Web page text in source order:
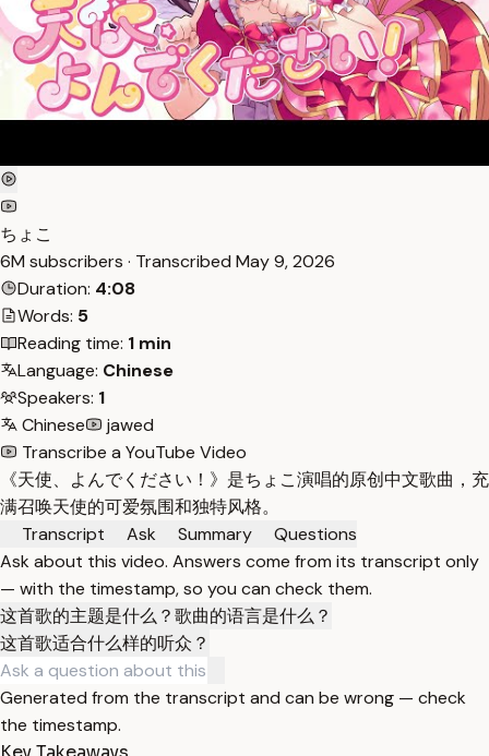
ちょこ
6M subscribers · Transcribed May 9, 2026
Duration: 4:08
Words: 5
Reading time: 1 min
Language: Chinese
Speakers: 1
Chinese
jawed
Transcribe a YouTube Video
《天使、よんでください！》是ちょこ演唱的原创中文歌曲，充
满召唤天使的可爱氛围和独特风格。
Transcript
Ask Summary
Questions
Ask about this video. Answers come from its transcript only
— with the timestamp, so you can check them.
这首歌的主题是什么？歌曲的语言是什么？
这首歌适合什么样的听众？
Generated from the transcript and can be wrong — check
the timestamp.